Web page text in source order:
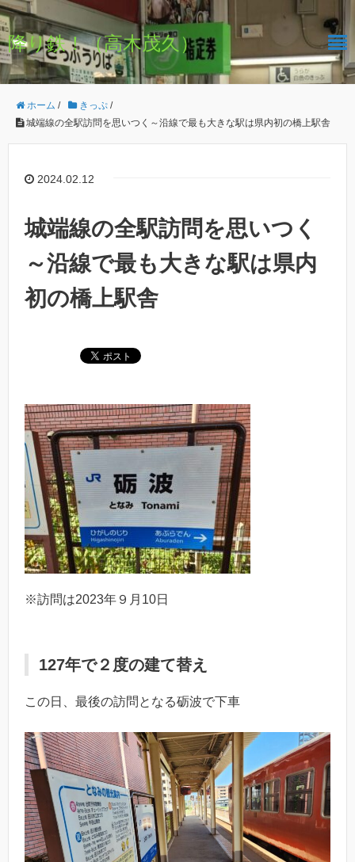
降り鉄！（高木茂久）
ホーム / きっぷ /
城端線の全駅訪問を思いつく～沿線で最も大きな駅は県内初の橋上駅舎
2024.02.12
城端線の全駅訪問を思いつく
～沿線で最も大きな駅は県内
初の橋上駅舎
※訪問は2023年９月10日
127年で２度の建て替え
この日、最後の訪問となる砺波で下車